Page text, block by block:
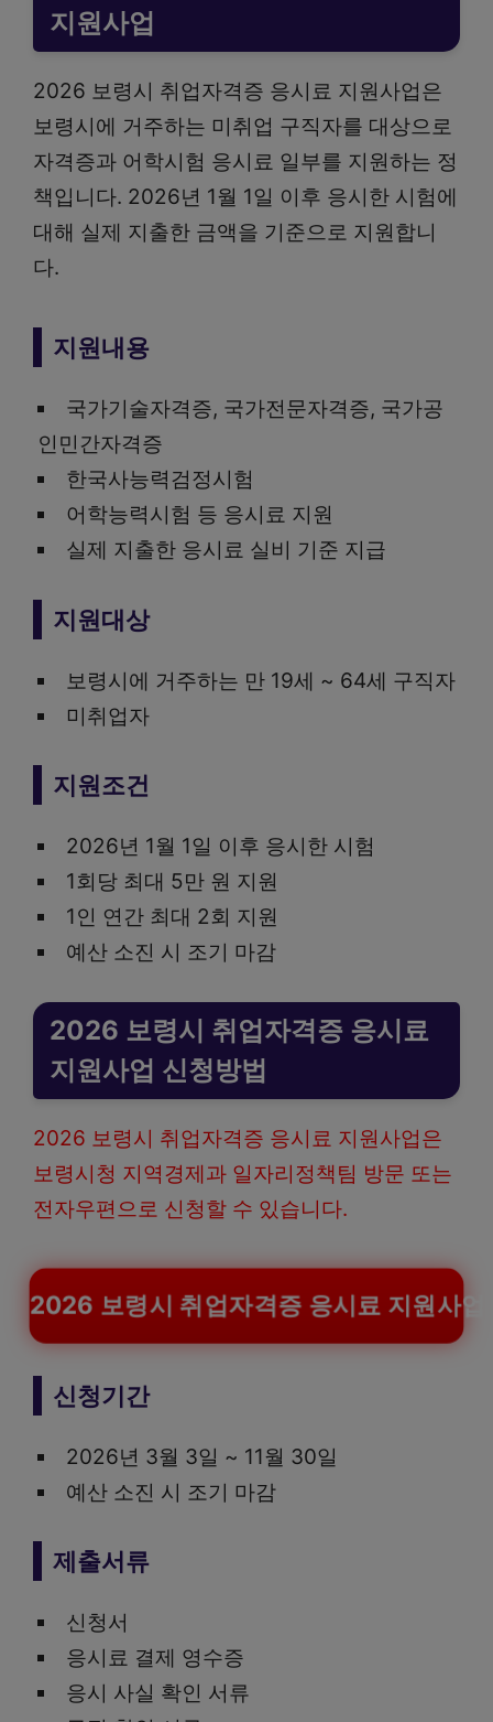
지원사업
2026 보령시 취업자격증 응시료 지원사업은
보령시에 거주하는 미취업 구직자를 대상으로
자격증과 어학시험 응시료 일부를 지원하는 정
책입니다. 2026년 1월 1일 이후 응시한 시험에
대해 실제 지출한 금액을 기준으로 지원합니
다.
지원내용
국가기술자격증, 국가전문자격증, 국가공
인민간자격증
한국사능력검정시험
어학능력시험 등 응시료 지원
실제 지출한 응시료 실비 기준 지급
지원대상
보령시에 거주하는 만 19세 ~ 64세 구직자
미취업자
지원조건
2026년 1월 1일 이후 응시한 시험
1회당 최대 5만 원 지원
1인 연간 최대 2회 지원
예산 소진 시 조기 마감
2026 보령시 취업자격증 응시료
지원사업 신청방법
2026 보령시 취업자격증 응시료 지원사업은
보령시청 지역경제과 일자리정책팀 방문 또는
전자우편으로 신청할 수 있습니다.
2026 보령시 취업자격증 응시료 지원사업
신청기간
2026년 3월 3일 ~ 11월 30일
예산 소진 시 조기 마감
제출서류
신청서
응시료 결제 영수증
응시 사실 확인 서류